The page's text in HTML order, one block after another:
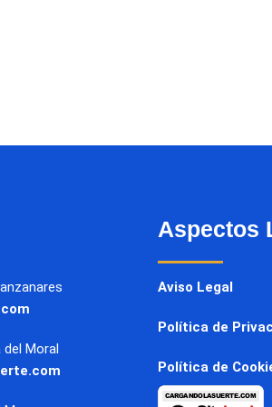
del Moral
Aspectos
Aviso Legal
Política de
Política de